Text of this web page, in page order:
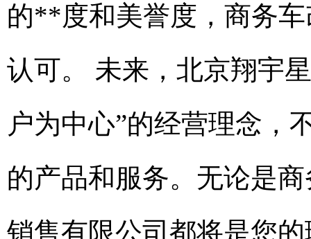
的**度和美誉度，商务
认可。 未来，北京翔宇
户为中心”的经营理念，
的产品和服务。无论是
销售有限公司都将是您